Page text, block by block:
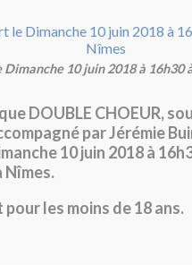
10 juin 2018 à 16h30
DOUBLE CHOEUR,
par Jérémie
10 juin 2018 à
Nîmes.
les moins de 18 ans.